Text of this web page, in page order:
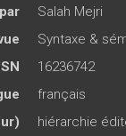
Salah Mejri
Syntaxe &
16236742
français
hiérarchie